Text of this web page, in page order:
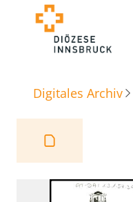
Digitales Archiv